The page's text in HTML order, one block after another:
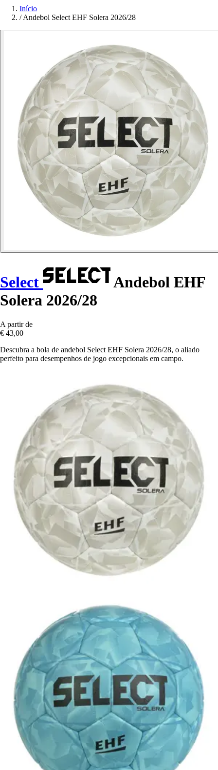
Início
/ Andebol Select EHF Solera 2026/28
Select
Andebol EHF
Solera 2026/28
A partir de
€ 43,00
Descubra a bola de andebol Select EHF Solera 2026/28, o aliado
perfeito para desempenhos de jogo excepcionais em campo.